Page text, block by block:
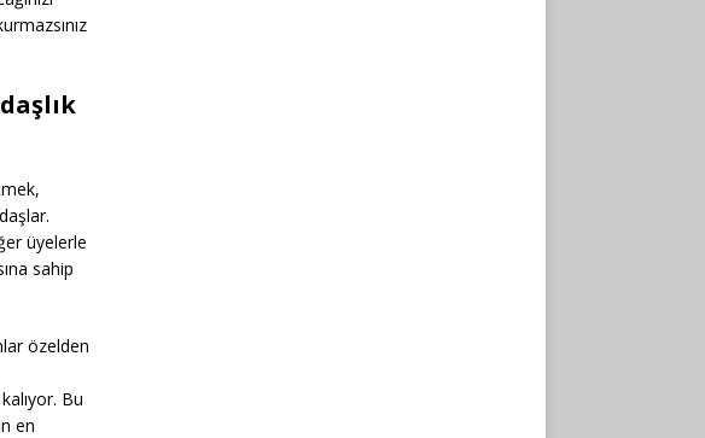
üyelerle
sahip
özelden
Bu
en